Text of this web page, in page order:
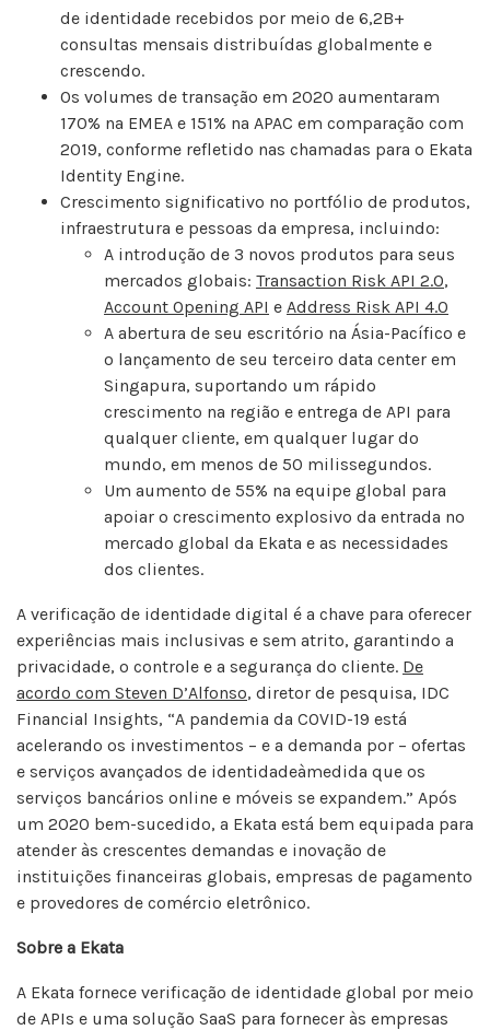
de identidade recebidos por meio de 6,2B+
consultas mensais distribuídas globalmente e
crescendo.
Os volumes de transação em 2020 aumentaram
170% na EMEA e 151% na APAC em comparação com
2019, conforme refletido nas chamadas para o Ekata
Identity Engine.
Crescimento significativo no portfólio de produtos,
infraestrutura e pessoas da empresa, incluindo:
A introdução de 3 novos produtos para seus
mercados globais: Transaction Risk API 2.0,
Account Opening API e Address Risk API 4.0
A abertura de seu escritório na Ásia-Pacífico e
o lançamento de seu terceiro data center em
Singapura, suportando um rápido
crescimento na região e entrega de API para
qualquer cliente, em qualquer lugar do
mundo, em menos de 50 milissegundos.
Um aumento de 55% na equipe global para
apoiar o crescimento explosivo da entrada no
mercado global da Ekata e as necessidades
dos clientes.
A verificação de identidade digital é a chave para oferecer
experiências mais inclusivas e sem atrito, garantindo a
privacidade, o controle e a segurança do cliente. De
acordo com Steven D’Alfonso, diretor de pesquisa, IDC
Financial Insights, “A pandemia da COVID-19 está
acelerando os investimentos – e a demanda por – ofertas
e serviços avançados de identidadeàmedida que os
serviços bancários online e móveis se expandem.” Após
um 2020 bem-sucedido, a Ekata está bem equipada para
atender às crescentes demandas e inovação de
instituições financeiras globais, empresas de pagamento
e provedores de comércio eletrônico.
Sobre a Ekata
A Ekata fornece verificação de identidade global por meio
de APIs e uma solução SaaS para fornecer às empresas